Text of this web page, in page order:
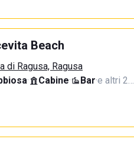
Beach
di Ragusa, Ragusa
· Cabine· Bar·e altri 2…